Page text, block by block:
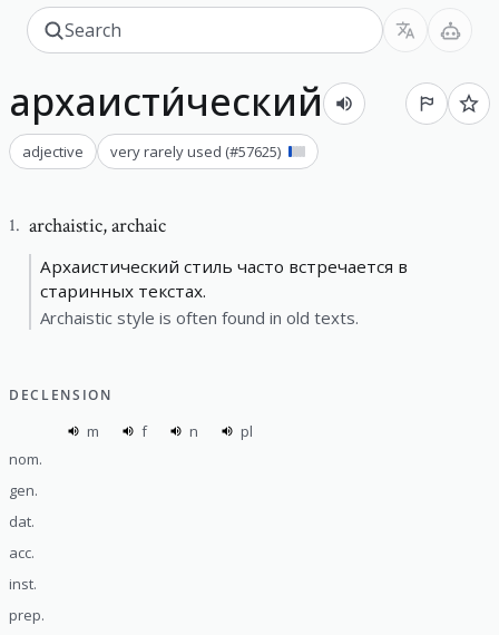
архаисти́ческий
adjective very rarely used (#57625)
1. archaistic,archaic
Архаистический стиль часто встречается в
старинных текстах.
Archaistic style is often found in old texts.
DECLENSION
m f n
pl
nom.
gen.
dat.
acc.
inst.
prep.